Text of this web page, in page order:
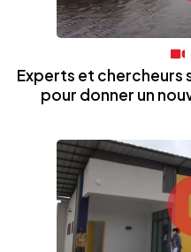
Experts et chercheurs
pour donner un